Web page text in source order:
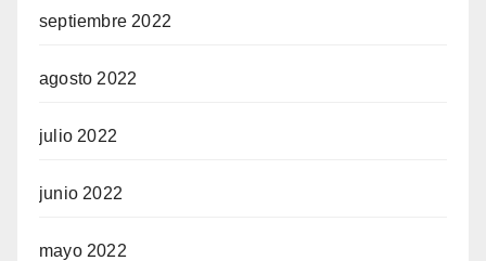
septiembre 2022
agosto 2022
julio 2022
junio 2022
mayo 2022